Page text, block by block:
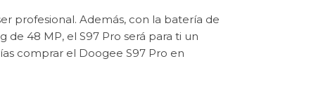
profesional. Además, con la batería de
de 48 MP, el S97 Pro será para ti un
comprar el Doogee S97 Pro en